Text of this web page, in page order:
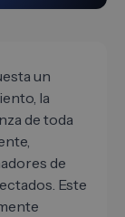
un
la
de toda
de
Este